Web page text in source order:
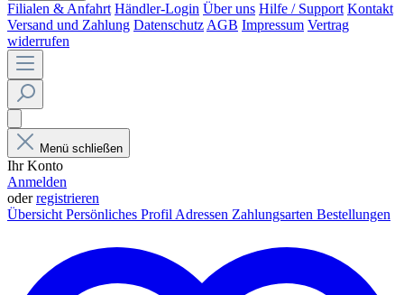
Filialen & Anfahrt Händler-Login Über uns Hilfe / Support Kontakt
Versand und Zahlung Datenschutz AGB Impressum Vertrag
widerrufen
Menü schließen
Ihr Konto
Anmelden
oderregistrieren
Übersicht Persönliches Profil Adressen Zahlungsarten Bestellungen